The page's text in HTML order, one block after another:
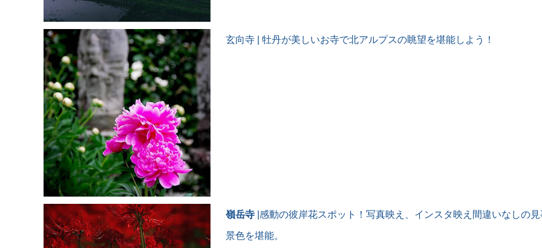
玄向寺 | 牡丹が美しいお寺で北アルプスの眺望を堪能しよう！
嶺岳寺 |感動の彼岸花スポット！写真映え、インスタ映え間違いなしの
景色を堪能。